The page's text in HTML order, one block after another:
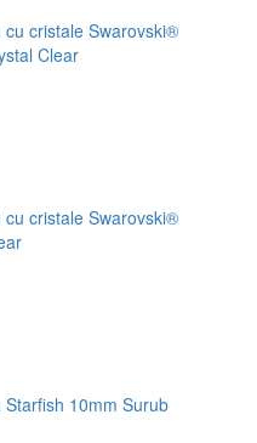
cristale Swarovski®
Clear
cristale Swarovski®
10mm Surub